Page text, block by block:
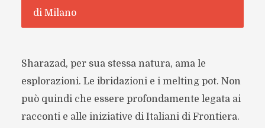
Sharazad, per sua stessa natura, ama le
esplorazioni. Le ibridazioni e i melting pot. Non
può quindi che essere profondamente legata ai
racconti e alle iniziative di Italiani di Frontiera.